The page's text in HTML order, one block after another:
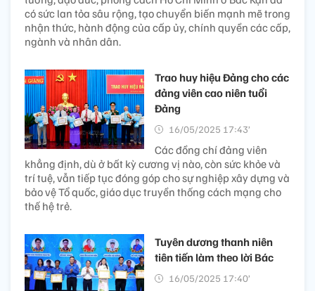
có sức lan tỏa sâu rộng, tạo chuyển biến mạnh mẽ trong
nhận thức, hành động của cấp ủy, chính quyền các cấp,
ngành và nhân dân.
Trao huy hiệu Đảng cho các
đảng viên cao niên tuổi
Đảng
16/05/2025 17:43’
Các đồng chí đảng viên
khẳng định, dù ở bất kỳ cương vị nào, còn sức khỏe và
trí tuệ, vẫn tiếp tục đóng góp cho sự nghiệp xây dựng và
bảo vệ Tổ quốc, giáo dục truyền thống cách mạng cho
thế hệ trẻ.
Tuyên dương thanh niên
tiên tiến làm theo lời Bác
16/05/2025 17:40’